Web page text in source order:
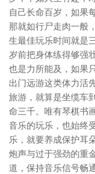
自己长命百岁，如果
那就如行尸走肉一般
生最佳玩乐时间就是
岁前把身体练得够强
也是力所能及，如果
出门远游这类体力活
旅游，就算是坐缆车
命三千。唯有琴棋书
音乐的玩乐，也始终
乐，就要养成保护耳
炮声与过于强劲的重
道，保持音乐信号畅